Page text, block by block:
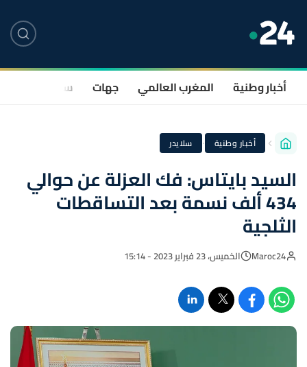
أخبار وطنية المغرب العالمي جهات سياسة
أخبار وطنية · سلايدر
السيد بايتاس: فك العزلة عن حوالي
434 ألف نسمة بعد التساقطات
الثلجية
Maroc24 الخميس، 23 فبراير 2023 - 15:14